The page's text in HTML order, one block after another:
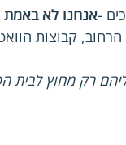
-אנחנו לא באמת
קבוצות
רק מחוץ לבית